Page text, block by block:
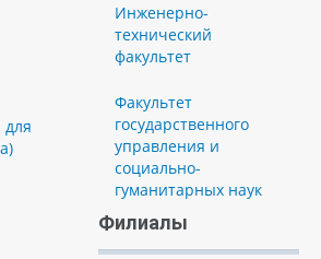
для
Инженерно-
технический
факультет
Факультет
государственного
управления и
социально-
гуманитарных наук
Филиалы